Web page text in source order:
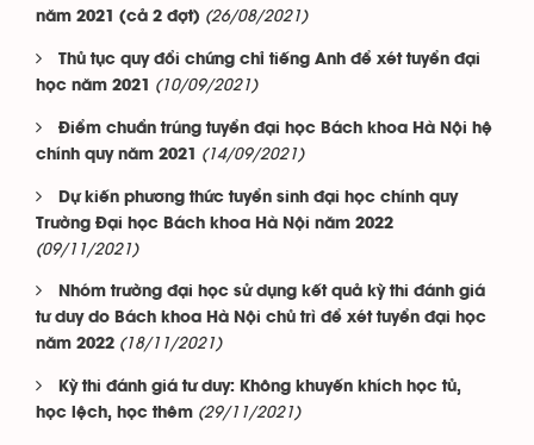
năm 2021 (cả 2 đợt) (26/08/2021)
Thủ tục quy đổi chứng chỉ tiếng Anh để xét tuyển đại
học năm 2021
(10/09/2021)
Điểm chuẩn trúng tuyển đại học Bách khoa Hà Nội hệ
chính quy năm 2021
(14/09/2021)
Dự kiến phương thức tuyển sinh đại học chính quy
Trường Đại học Bách khoa Hà Nội năm 2022
(09/11/2021)
Nhóm trường đại học sử dụng kết quả kỳ thi đánh giá
tư duy do Bách khoa Hà Nội chủ trì để xét tuyển đại học
năm 2022 (18/11/2021)
Kỳ thi đánh giá tư duy: Không khuyến khích học tủ,
học lệch, học thêm (29/11/2021)